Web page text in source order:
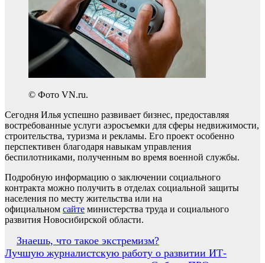
© Фото VN.ru.
Сегодня Илья успешно развивает бизнес, предоставляя
востребованные услуги аэросъемки для сферы недвижимости,
строительства, туризма и рекламы. Его проект особенно
перспективен благодаря навыкам управления
беспилотниками, полученным во время военной службы.
Подробную информацию о заключении социального
контракта можно получить в отделах социальной защиты
населения по месту жительства или на
официальном сайте министерства труда и социального
развития Новосибирской области.
Навигация
по
Знаешь, что такое экстремизм?
Лучшую журналистскую работу о развитии ИТ-